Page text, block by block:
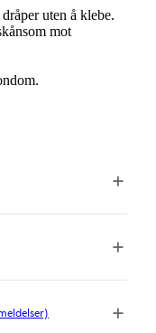
uten å klebe.
mot